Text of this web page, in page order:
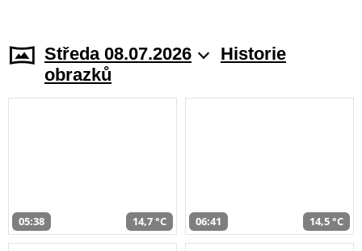
Středa 08.07.2026
Historie
obrazků
05:38 14,7 °C 06:41 14,5 °C